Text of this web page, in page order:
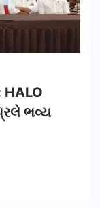
HALO
ભવ્ય